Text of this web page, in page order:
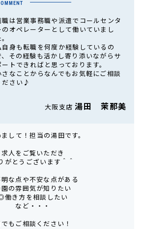
職は営業事務職や派遣でコールセンタ
のオペレーターとして働いていまし
自身も転職を何度か経験しているの
、その経験も活かし寄り添いながらサ
ートできればと思っております。
さなことからなんでもお気軽にご相談
ださい♪
大阪支店湯田 茉那美
して！担当の湯田です。
求人をご覧いただき
がとうございます＾＾
な点や不安な点がある
の雰囲気が知りたい
働き方を相談したい
など・・・
もご相談ください！